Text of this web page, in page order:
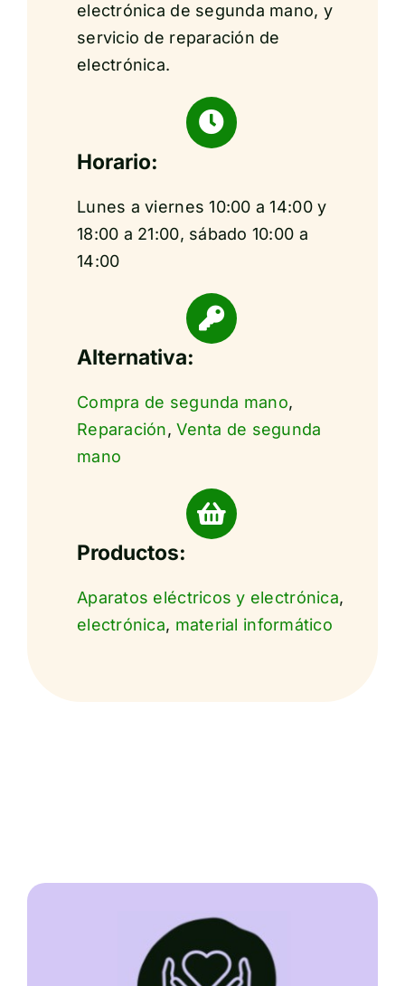
electrónica de segunda mano, y
servicio de reparación de
electrónica.
Horario:
Lunes a viernes 10:00 a 14:00 y
18:00 a 21:00, sábado 10:00 a
14:00
Alternativa:
Compra de segunda mano,
Reparación,Venta de segunda
mano
Productos:
Aparatos eléctricos y electrónica,
electrónica, material informático